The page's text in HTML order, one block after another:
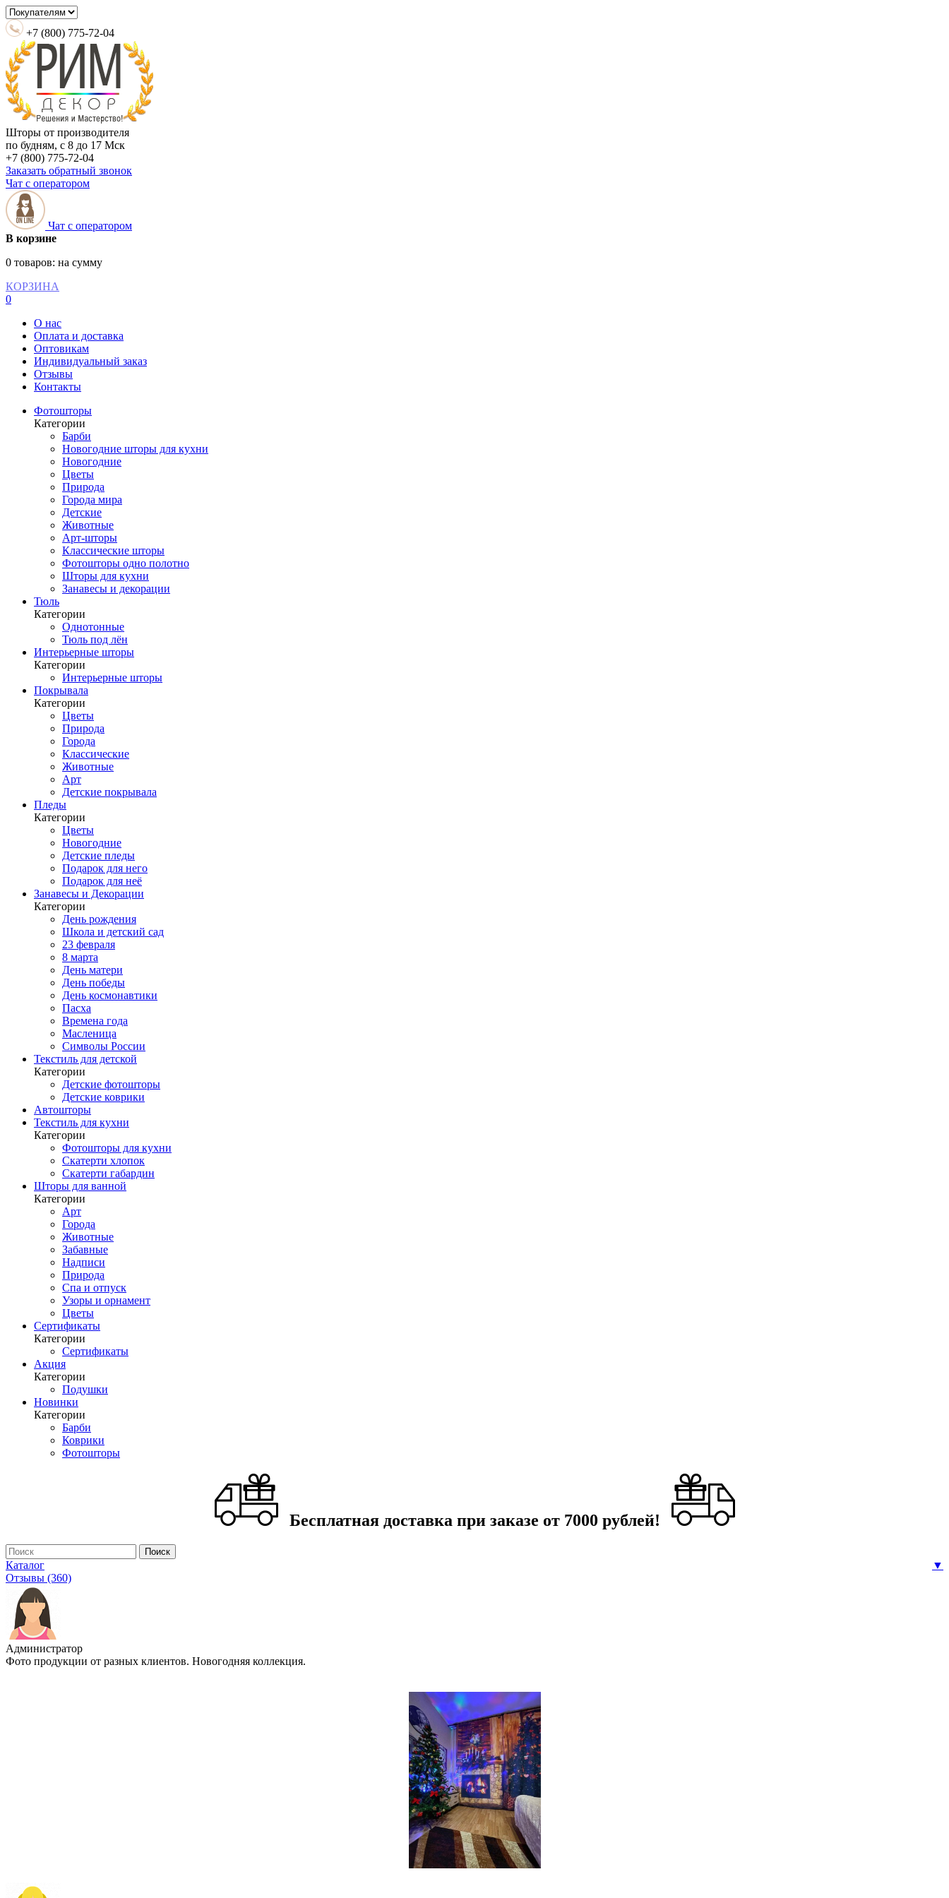
+7 (800) 775-72-04
Шторы от производителя
по будням, с 8 до 17 Мск
+7 (800) 775-72-04
Заказать обратный звонок
Чат с оператором
Чат с оператором
В корзине
0 товаров: на сумму
КОРЗИНА
0
О нас
Оплата и доставка
Оптовикам
Индивидуальный заказ
Отзывы
Контакты
Фотошторы
Категории
Барби
Новогодние шторы для кухни
Новогодние
Цветы
Природа
Города мира
Детские
Животные
Арт-шторы
Классические шторы
Фотошторы одно полотно
Шторы для кухни
Занавесы и декорации
Тюль
Категории
Однотонные
Тюль под лён
Интерьерные шторы
Категории
Интерьерные шторы
Покрывала
Категории
Цветы
Природа
Города
Классические
Животные
Арт
Детские покрывала
Пледы
Категории
Цветы
Новогодние
Детские пледы
Подарок для него
Подарок для неё
Занавесы и Декорации
Категории
День рождения
Школа и детский сад
23 февраля
8 марта
День матери
День победы
День космонавтики
Пасха
Времена года
Масленица
Символы России
Текстиль для детской
Категории
Детские фотошторы
Детские коврики
Автошторы
Текстиль для кухни
Категории
Фотошторы для кухни
Скатерти хлопок
Скатерти габардин
Шторы для ванной
Категории
Арт
Города
Животные
Забавные
Надписи
Природа
Спа и отпуск
Узоры и орнамент
Цветы
Сертификаты
Категории
Сертификаты
Акция
Категории
Подушки
Новинки
Категории
Барби
Коврики
Фотошторы
Бесплатная доставка при заказе от 7000 рублей!
Каталог
▼
Отзывы (360)
Администратор
Фото продукции от разных клиентов. Новогодняя коллекция.